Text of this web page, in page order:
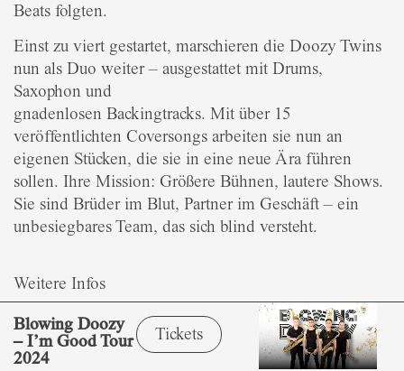
Beats folgten.
Einst zu viert gestartet, marschieren die Doozy Twins
nun als Duo weiter – ausgestattet mit Drums,
Saxophon und
gnadenlosen Backingtracks. Mit über 15
veröffentlichten Coversongs arbeiten sie nun an
eigenen Stücken, die sie in eine neue Ära führen
sollen. Ihre Mission: Größere Bühnen, lautere Shows.
Sie sind Brüder im Blut, Partner im Geschäft – ein
unbesiegbares Team, das sich blind versteht.
Weitere Infos
Blowing Doozy
– I’m Good Tour
2024
Tickets